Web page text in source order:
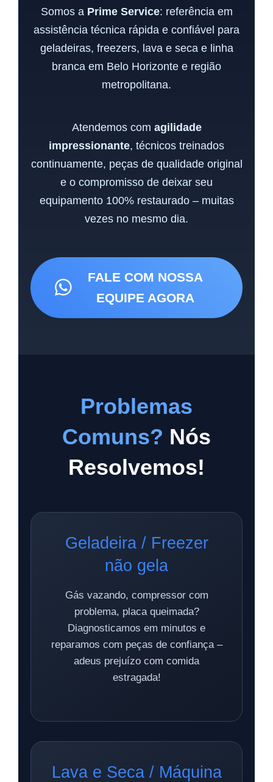
Somos a Prime Service: referência em
assistência técnica rápida e confiável para
geladeiras, freezers, lava e seca e linha
branca em Belo Horizonte e região
metropolitana.
Atendemos com agilidade
impressionante, técnicos treinados
continuamente, peças de qualidade original
e o compromisso de deixar seu
equipamento 100% restaurado – muitas
vezes no mesmo dia.
FALE COM NOSSA
EQUIPE AGORA
Problemas
Comuns? Nós
Resolvemos!
Geladeira / Freezer
não gela
Gás vazando, compressor com
problema, placa queimada?
Diagnosticamos em minutos e
reparamos com peças de confiança –
adeus prejuízo com comida
estragada!
Lava e Seca / Máquina